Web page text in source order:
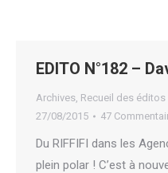
EDITO N°182 –
Archives, Recueil des éditos
27/08/2015
47
Du RIFFIFI dans les
plein polar ! C’est à